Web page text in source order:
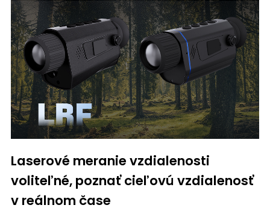
Laserové meranie vzdialenosti
voliteľné, poznať cieľovú vzdialenosť
v reálnom čase